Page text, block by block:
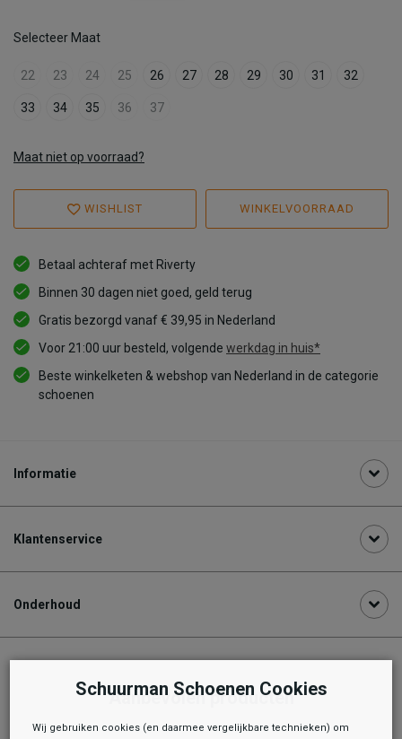
Selecteer Maat
22 23 24 25 26 27 28 29 30 31 32
33 34 35 36 37
Maat niet op voorraad?
WISHLIST WINKELVOORRAAD
Betaal achteraf met Riverty
Binnen 30 dagen niet goed, geld terug
Gratis bezorgd vanaf € 39,95 in Nederland
Voor 21:00 uur besteld, volgende werkdag in huis*
Beste winkelketen & webshop van Nederland in de categorie
schoenen
Informatie
Klantenservice
Onderhoud
Aanbevolen producten
Schuurman Schoenen Cookies
Wij gebruiken cookies (en daarmee vergelijkbare technieken) om